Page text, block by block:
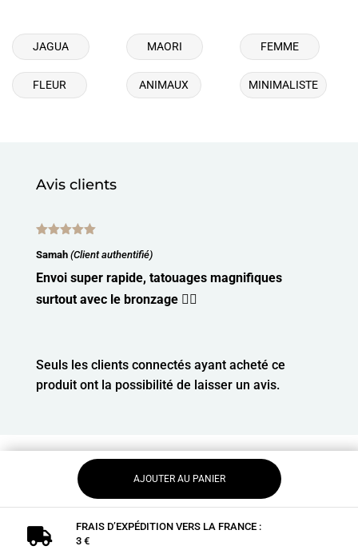
JAGUA MAORI FEMME
FLEUR ANIMAUX MINIMALISTE
Avis clients
5
Samah (Client authentifié)
Envoi super rapide, tatouages magnifiques
surtout avec le bronzage 👍🏽
Seuls les clients connectés ayant acheté ce
produit ont la possibilité de laisser un avis.
AJOUTER AU PANIER

FRAIS D’EXPÉDITION VERS LA FRANCE :
3 €